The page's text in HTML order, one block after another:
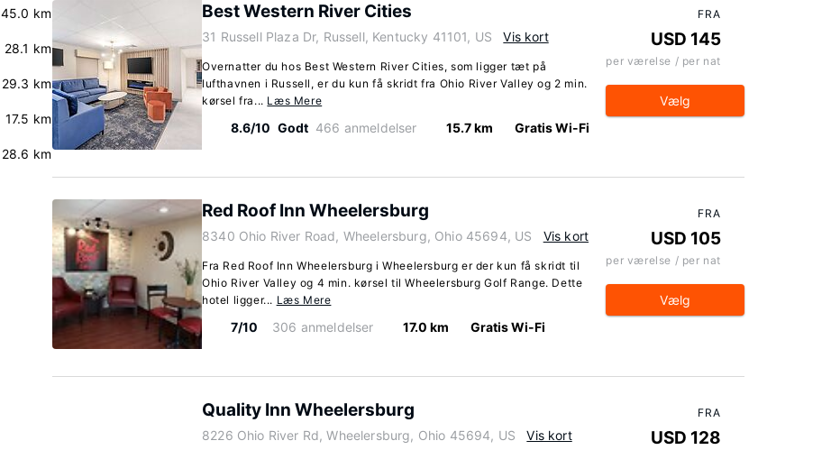
45.0 km
28.1 km
29.3 km
17.5 km
28.6 km
Best Western River Cities
31 Russell Plaza Dr, Russell, Kentucky 41101, US Vis kort
Overnatter du hos Best Western River Cities, som ligger tæt på
lufthavnen i Russell, er du kun få skridt fra Ohio River Valley og 2 min.
kørsel fra... Læs Mere
8.6/10 Godt 466 anmeldelser 15.7 km Gratis Wi-Fi
FRA
USD 145
per værelse / per nat
Vælg
Red Roof Inn Wheelersburg
8340 Ohio River Road, Wheelersburg, Ohio 45694, US Vis kort
Fra Red Roof Inn Wheelersburg i Wheelersburg er der kun få skridt til
Ohio River Valley og 4 min. kørsel til Wheelersburg Golf Range. Dette
hotel ligger... Læs Mere
7/10 306 anmeldelser 17.0 km Gratis Wi-Fi
FRA
USD 105
per værelse / per nat
Vælg
Quality Inn Wheelersburg
8226 Ohio River Rd, Wheelersburg, Ohio 45694, US Vis kort
FRA
USD 128